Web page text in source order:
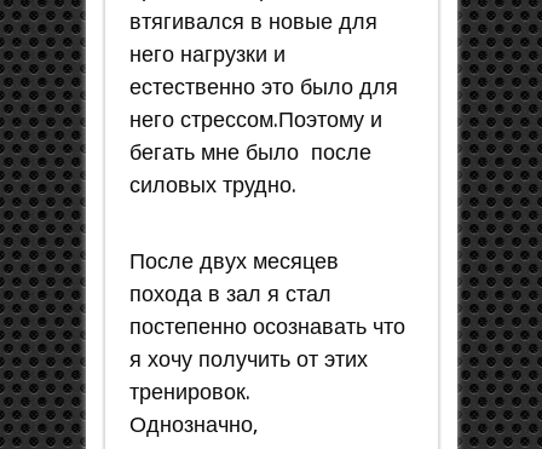
втягивался в новые для
него нагрузки и
естественно это было для
него стрессом.Поэтому и
бегать мне было после
силовых трудно.
После двух месяцев
похода в зал я стал
постепенно осознавать что
я хочу получить от этих
тренировок.
Однозначно,